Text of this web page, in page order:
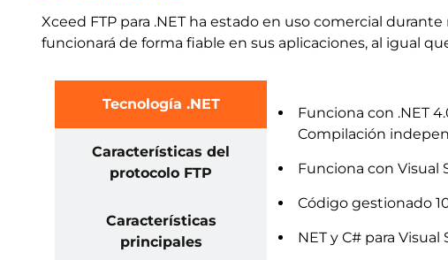
Xceed FTP para .NET ha estado en uso comercial
funcionará de forma fiable en sus aplicaciones, al igual
Tecnología .NET
Características del
protocolo FTP
Características
principales
Funciona con .NET
Compilación
Funciona con Visual
Código gestionado
NET y C# para Visual